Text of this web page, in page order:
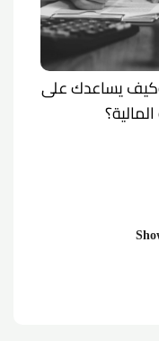
يساعدك على